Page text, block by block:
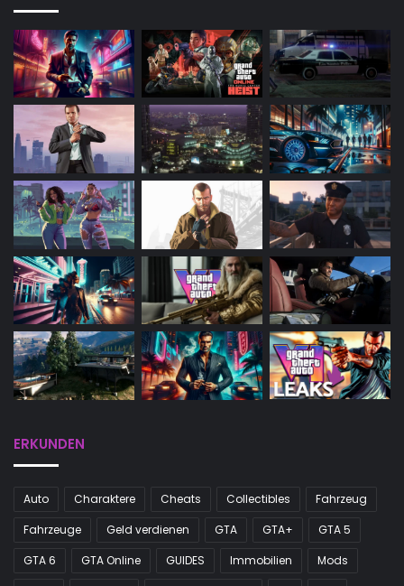
ERKUNDEN
Auto Charaktere Cheats Collectibles
Fahrzeug
Fahrzeuge
Geld verdienen GTA GTA+
GTA 5
GTA 6
GTA Online GUIDES Immobilien
Mods